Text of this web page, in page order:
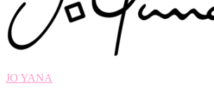
JO YANA